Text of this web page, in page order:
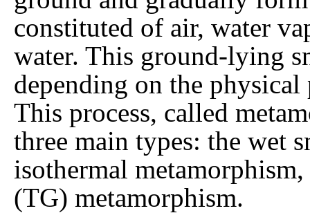
constituted of air, water
water. This ground-lying
depending on the
This process, called
three main types: the wet
isothermal
(TG) metamorphism.